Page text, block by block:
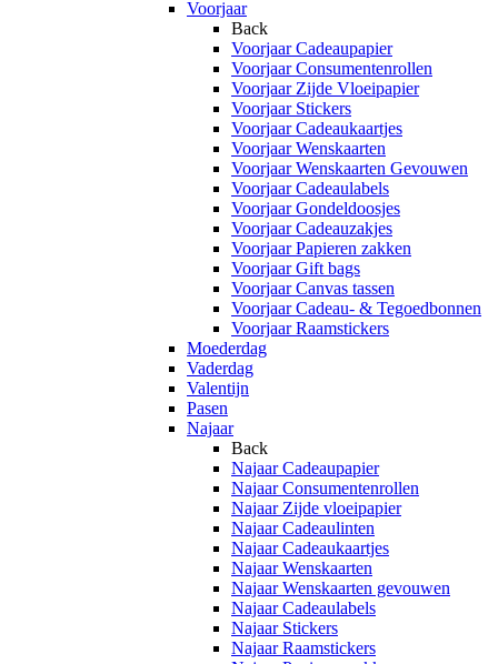
Voorjaar
Back
Voorjaar Cadeaupapier
Voorjaar Consumentenrollen
Voorjaar Zijde Vloeipapier
Voorjaar Stickers
Voorjaar Cadeaukaartjes
Voorjaar Wenskaarten
Voorjaar Wenskaarten Gevouwen
Voorjaar Cadeaulabels
Voorjaar Gondeldoosjes
Voorjaar Cadeauzakjes
Voorjaar Papieren zakken
Voorjaar Gift bags
Voorjaar Canvas tassen
Voorjaar Cadeau- & Tegoedbonnen
Voorjaar Raamstickers
Moederdag
Vaderdag
Valentijn
Pasen
Najaar
Back
Najaar Cadeaupapier
Najaar Consumentenrollen
Najaar Zijde vloeipapier
Najaar Cadeaulinten
Najaar Cadeaukaartjes
Najaar Wenskaarten
Najaar Wenskaarten gevouwen
Najaar Cadeaulabels
Najaar Stickers
Najaar Raamstickers